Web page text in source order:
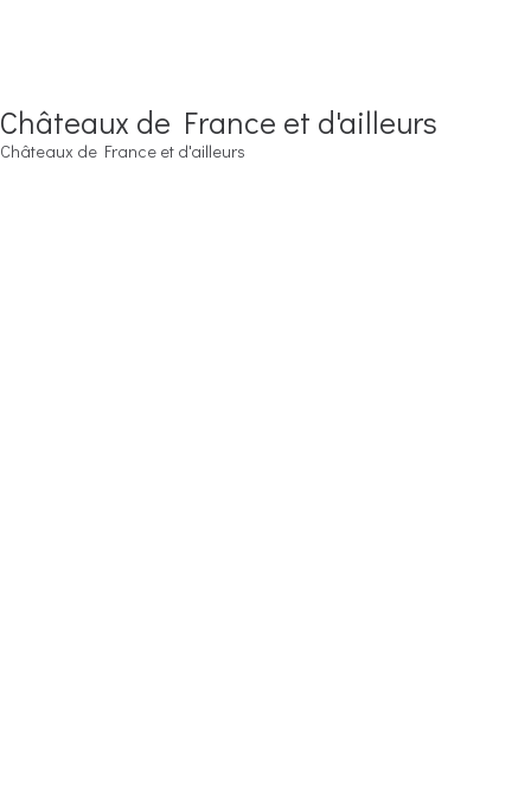
Châteaux de France et d'ailleurs
Châteaux de France et d'ailleurs